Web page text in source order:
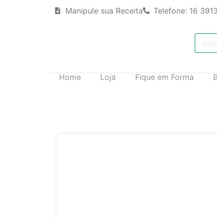
Manipule sua Receita Telefone: 16
Home Loja Fique em Forma